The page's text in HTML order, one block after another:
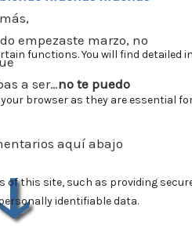
empezaste marzo, no
a ser…no te puedo
aquí abajo